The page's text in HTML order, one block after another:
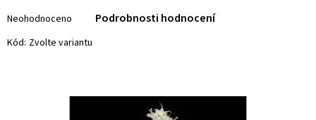
hodnocení
produktu
Neohodnoceno Podrobnosti hodnocení
Kód: Zvolte variantu